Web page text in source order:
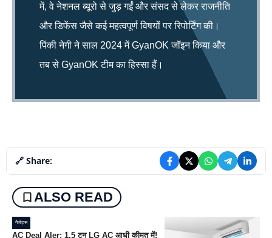
में, वे नेशनल ब्यूरो से जुड़ गईं और संसद से लेकर राजनीति
और डिफेंस जैसे कई महत्वपूर्ण विषयों पर रिपोर्टिंग की।
पिंकी नेगी ने साल 2024 में GyanOK जॉइन किया और
तब से GyanOK टीम का हिस्सा हैं।
🔗 Share:
ALSO READ
गैजेट्स
AC Deal Aler: 1.5 टन LG AC आधी कीमत में!